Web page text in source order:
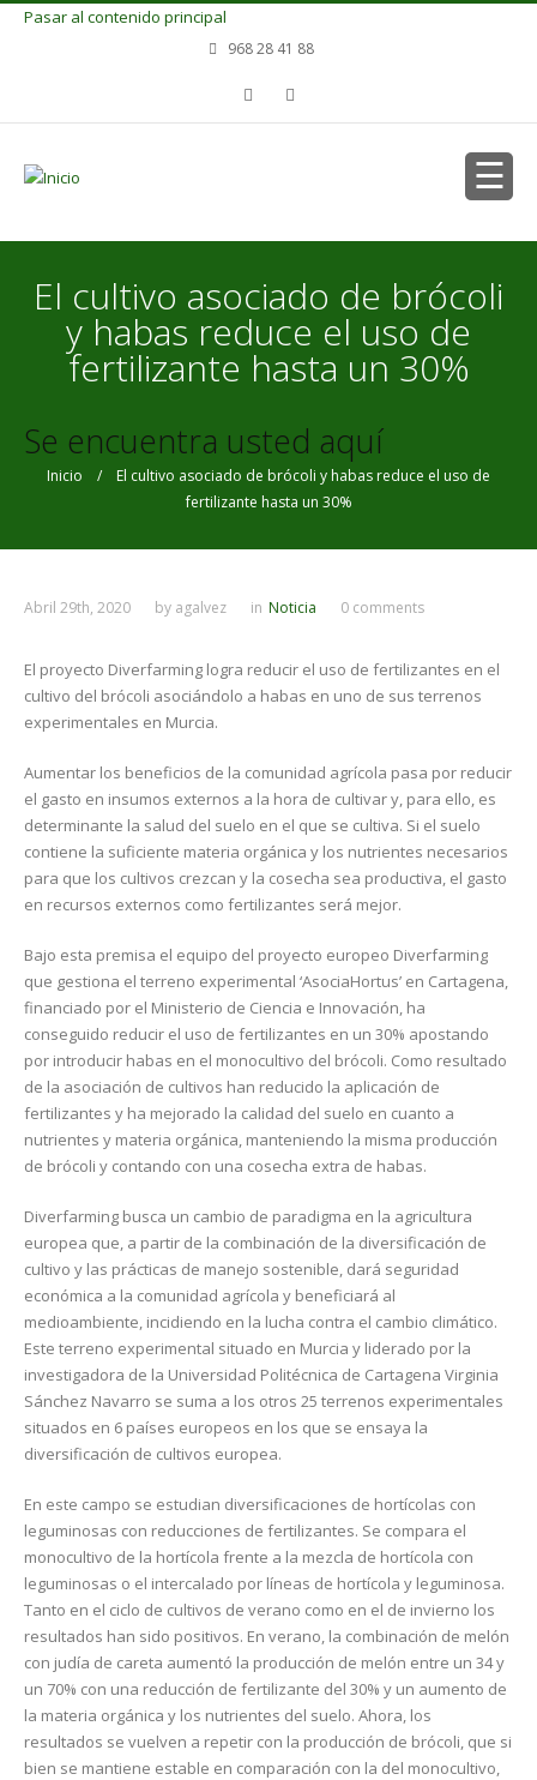
Pasar al contenido principal
968 28 41 88
El cultivo asociado de brócoli
y habas reduce el uso de
fertilizante hasta un 30%
Se encuentra usted aquí
Inicio / El cultivo asociado de brócoli y habas reduce el uso de
fertilizante hasta un 30%
Abril 29th, 2020 by agalvez in Noticia 0 comments
El proyecto Diverfarming logra reducir el uso de fertilizantes en el
cultivo del brócoli asociándolo a habas en uno de sus terrenos
experimentales en Murcia.
Aumentar los beneficios de la comunidad agrícola pasa por reducir
el gasto en insumos externos a la hora de cultivar y, para ello, es
determinante la salud del suelo en el que se cultiva. Si el suelo
contiene la suficiente materia orgánica y los nutrientes necesarios
para que los cultivos crezcan y la cosecha sea productiva, el gasto
en recursos externos como fertilizantes será mejor.
Bajo esta premisa el equipo del proyecto europeo Diverfarming
que gestiona el terreno experimental ‘AsociaHortus’ en Cartagena,
financiado por el Ministerio de Ciencia e Innovación, ha
conseguido reducir el uso de fertilizantes en un 30% apostando
por introducir habas en el monocultivo del brócoli. Como resultado
de la asociación de cultivos han reducido la aplicación de
fertilizantes y ha mejorado la calidad del suelo en cuanto a
nutrientes y materia orgánica, manteniendo la misma producción
de brócoli y contando con una cosecha extra de habas.
Diverfarming busca un cambio de paradigma en la agricultura
europea que, a partir de la combinación de la diversificación de
cultivo y las prácticas de manejo sostenible, dará seguridad
económica a la comunidad agrícola y beneficiará al
medioambiente, incidiendo en la lucha contra el cambio climático.
Este terreno experimental situado en Murcia y liderado por la
investigadora de la Universidad Politécnica de Cartagena Virginia
Sánchez Navarro se suma a los otros 25 terrenos experimentales
situados en 6 países europeos en los que se ensaya la
diversificación de cultivos europea.
En este campo se estudian diversificaciones de hortícolas con
leguminosas con reducciones de fertilizantes. Se compara el
monocultivo de la hortícola frente a la mezcla de hortícola con
leguminosas o el intercalado por líneas de hortícola y leguminosa.
Tanto en el ciclo de cultivos de verano como en el de invierno los
resultados han sido positivos. En verano, la combinación de melón
con judía de careta aumentó la producción de melón entre un 34 y
un 70% con una reducción de fertilizante del 30% y un aumento de
la materia orgánica y los nutrientes del suelo. Ahora, los
resultados se vuelven a repetir con la producción de brócoli, que si
bien se mantiene estable en comparación con la del monocultivo,